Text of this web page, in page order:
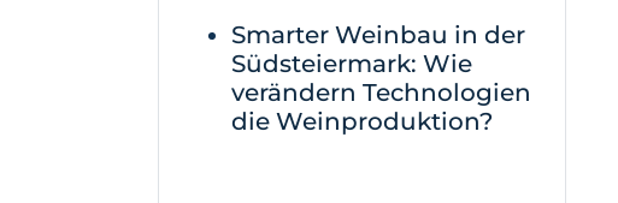
Smarter Weinbau in der
Südsteiermark: Wie
verändern Technologien
die Weinproduktion?